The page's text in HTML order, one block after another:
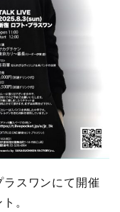
スワンにて開催
。